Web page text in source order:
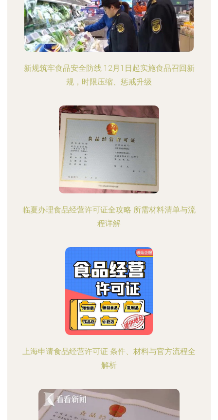
新规筑牢食品安全防线 12月1日起实施食品召回新
规，时限压缩、惩戒升级
临夏办理食品经营许可证全攻略 所需材料清单与流
程详解
上海申请食品经营许可证 条件、材料与官方流程全
解析